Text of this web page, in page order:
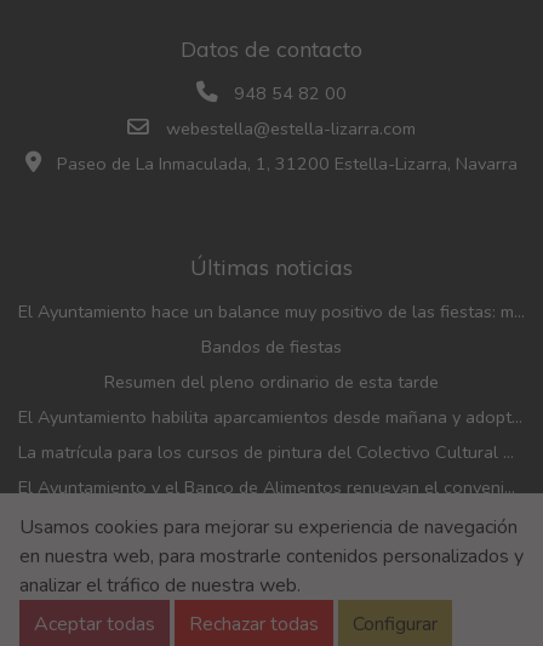
Datos de contacto
948 54 82 00
webestella@estella-lizarra.com
Paseo de La Inmaculada, 1, 31200 Estella-Lizarra, Navarra
Últimas noticias
El Ayuntamiento hace un balance muy positivo de las fiestas: menos incidencias, gran participación y mayor afluencia de público que en años anteriores
Bandos de fiestas
Resumen del pleno ordinario de esta tarde
El Ayuntamiento habilita aparcamientos desde mañana y adopta medidas de movilidad con motivo de las fiestas patronales
La matrícula para los cursos de pintura del Colectivo Cultural Almudí se abrirá del 1 al 4 de septiembre
El Ayuntamiento y el Banco de Alimentos renuevan el convenio de financiación de la entidad
Aviso Legal
Aviso de privacidad
Accesibilidad
Política de Cookies
Política de Seguridad de la información
Usamos cookies para mejorar su experiencia de navegación
en nuestra web, para mostrarle contenidos personalizados y
analizar el tráfico de nuestra web.
Aceptar todas
Rechazar todas Configurar